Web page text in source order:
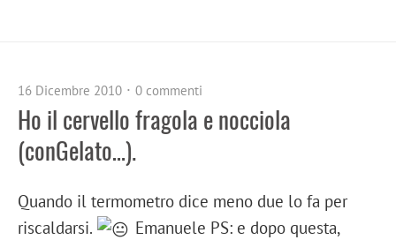
16 Dicembre 2010 0 commenti
Ho il cervello fragola e nocciola
(conGelato…).
Quando il termometro dice meno due lo fa per
riscaldarsi.
Emanuele PS: e dopo questa,